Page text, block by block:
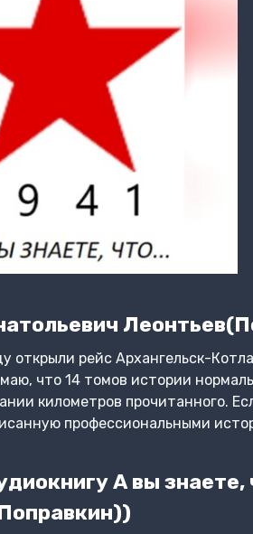
открыли рейс Архангельск-
что 14 томов истории
километров прочитанного.
профессиональными
А вы знаете,